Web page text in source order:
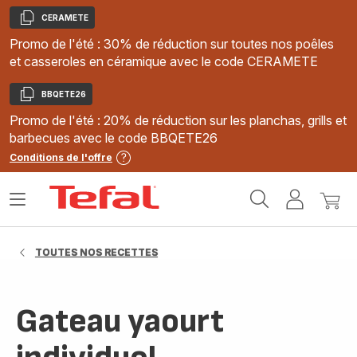
Copier
CERAMETE
Promo de l'été : 30% de réduction sur toutes nos poêles
et casseroles en céramique avec le code CERAMETE
Copier
BBQETE26
Promo de l'été : 20% de réduction sur les planchas, grills et
barbecues avec le code BBQETE26
Conditions de l'offre
MonMon
Ouvrir
TOUTES NOS RECETTES
Gateau yaourt